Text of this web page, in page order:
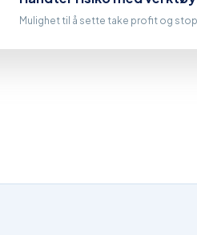
Mulighet til å sette take profit og